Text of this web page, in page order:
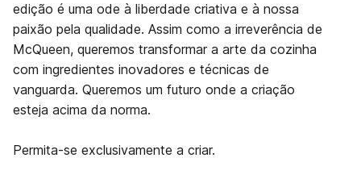
edição é uma ode à liberdade criativa e à nossa
paixão pela qualidade. Assim como a irreverência de
McQueen, queremos transformar a arte da cozinha
com ingredientes inovadores e técnicas de
vanguarda. Queremos um futuro onde a criação
esteja acima da norma.
Permita-se exclusivamente a criar.